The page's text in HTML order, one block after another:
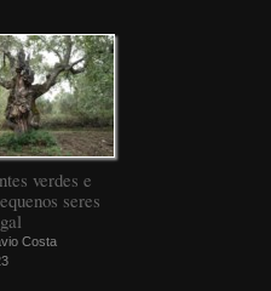
verdes e
seres
Costa